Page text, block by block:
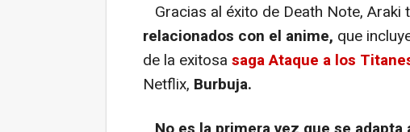
Gracias al éxito de Death Note, Araki
relacionados con el anime, que
de la exitosa saga Ataque a los
Netflix, Burbuja.